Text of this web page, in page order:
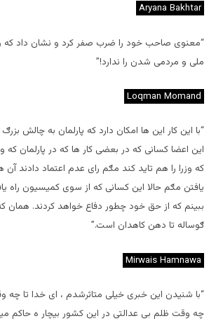
Aryana Bakhtar
“معنوی صاحب خود را ضرب صفر کرد و نشان داد
ملی و مردمی شدن را ندارد!”
“با این کار این ها امکان دارد که پارلمان به چالش
این اعضا کسانی که در بعضی کار ها که در پارلمان که
که وزرا را هم تاید کند مګم رای عدم اعتماد دادند آن
یافتن مګم حالا این کسانی که از سوی کمیسیون راه
ببینم که از حق خود چطور دفاع خواهد کردند. همان
ګوساله تا دهن کاهدان است.”
“با شنیدن این خبری خیلی متاثرشدم ، ای خدا تا چه
چه وقت ظلم بی عدالتی در این کشور بیچار ه حاکم